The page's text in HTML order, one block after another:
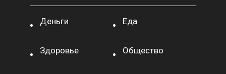
Деньги Еда
Здоровье Общество